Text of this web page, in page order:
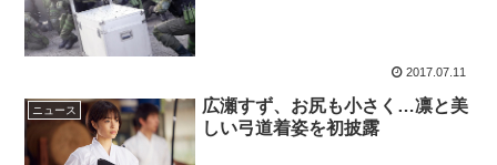
2017.07.11
ニュース
広瀬すず、お尻も小さく…凛と美
しい弓道着姿を初披露